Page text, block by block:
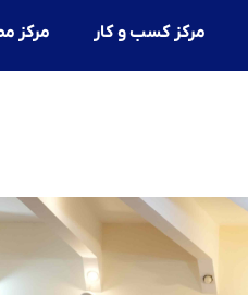
مرکز کسب و کار مرکز